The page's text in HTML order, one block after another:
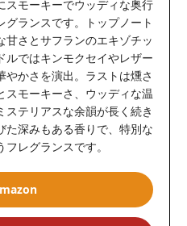
スモーキーでウッディな奥行
グランスです。トップノート
甘さとサフランのエキゾチッ
ルではキンモクセイやレザー
かさを演出。ラストは燻さ
スモーキーさ、ウッディな温
ステリアスな余韻が長く続き
た深みもある香りで、特別な
レグランスです。